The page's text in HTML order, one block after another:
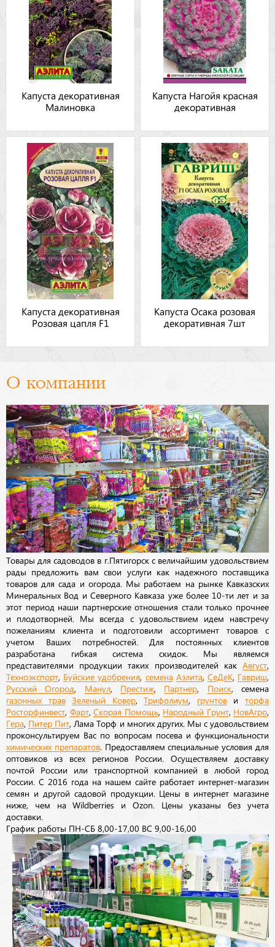
Капуста декоративная
Малиновка
Капуста Нагойя красная
декоративная
Капуста декоративная
Розовая цапля F1
Капуста Осака розовая
декоративная 7шт
О компании
Товары для садоводов в г.Пятигорск с величайшим удовольствием
рады предложить вам свои услуги как надежного поставщика
товаров для сада и огорода. Мы работаем на рынке Кавказских
Минеральных Вод и Северного Кавказа уже более 10-ти лет и за
этот период наши партнерские отношения стали только прочнее
и плодотворней. Мы всегда с удовольствием идем навстречу
пожеланиям клиента и подготовили ассортимент товаров с
учетом Ваших потребностей. Для постоянных клиентов
разработана гибкая система скидок. Мы являемся
представителями продукции таких производителей как Август
Техноэкспорт Буйские удобрения семена Аэлита СеДеК, Гавриш
Русский Огород Манул, Престиж Партнер Поиск, семена
газонных трав Зеленый Ковер,Трифолиум грунтовиторфа
Росторфинвест Фарт, Скорая Помощь Народный Грунт, НовАгро
Гера Питер Пит , Лама Торф и многих других. Мы с удовольствием
проконсультируем Вас по вопросам посева и функциональности
химических препаратов. Предоставляем специальные условия для
оптовиков из всех регионов России. Осуществляем доставку
почтой России или транспортной компанией в любой город
России. С 2016 года на нашем сайте работает интернет-магазин
семян и другой садовой продукции. Цены в интернет магазине
ниже, чем на Wildberries и Ozon. Цены указаны без учета
доставки.
График работы ПН-СБ 8,00-17,00 ВС 9,00-16,00